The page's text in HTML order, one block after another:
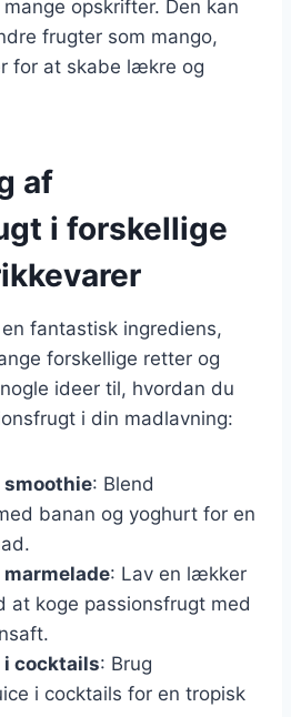
opskrifter. Den kan
frugter som mango,
for at skabe lækre og
af
i forskellige
fantastisk ingrediens,
forskellige retter og
ideer til, hvordan du
i din madlavning:
: Blend
banan og yoghurt for en
: Lav en lækker
at koge passionsfrugt med
cocktails: Brug
i cocktails for en tropisk